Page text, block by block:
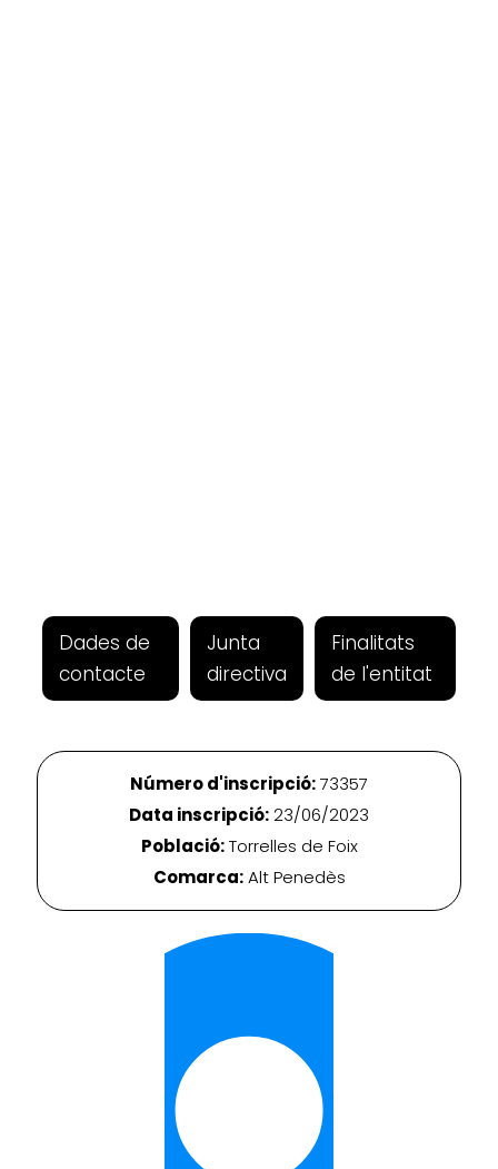
Dades de
contacte
Junta
directiva
Finalitats
de l'entitat
Número d'inscripció:73357
Data inscripció:23/06/2023
Població:Torrelles de Foix
Comarca:Alt Penedès